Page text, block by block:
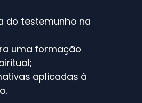
do testemunho na
uma formação
aplicadas à